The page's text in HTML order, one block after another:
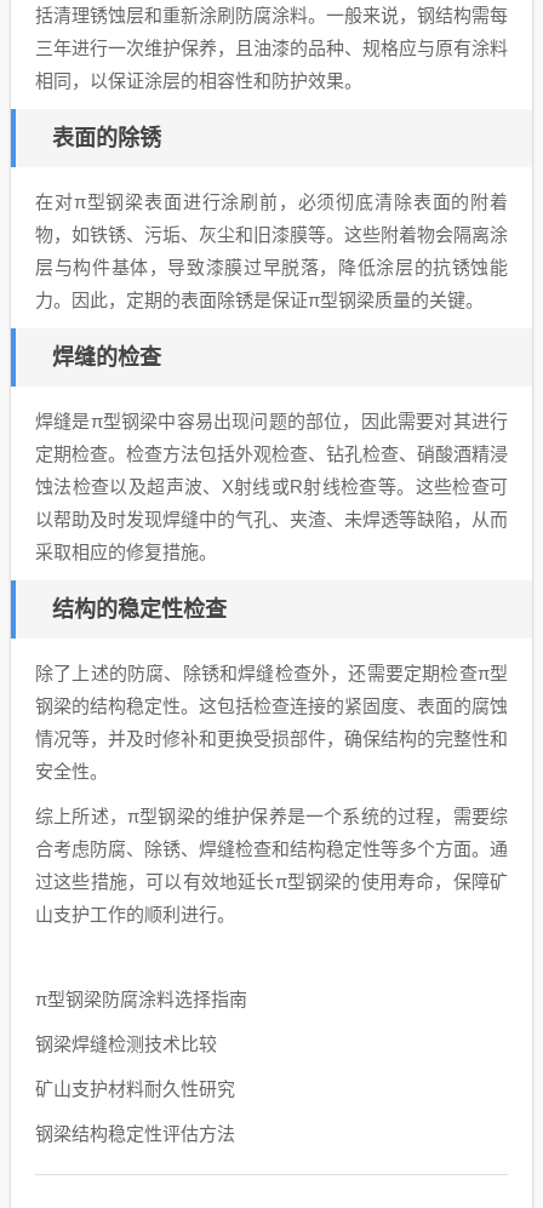
括清理锈蚀层和重新涂刷防腐涂料。一般来说，钢结构需每
三年进行一次维护保养，且油漆的品种、规格应与原有涂料
相同，以保证涂层的相容性和防护效果。
表面的除锈
在对π型钢梁表面进行涂刷前，必须彻底清除表面的附着
物，如铁锈、污垢、灰尘和旧漆膜等。这些附着物会隔离涂
层与构件基体，导致漆膜过早脱落，降低涂层的抗锈蚀能
力。因此，定期的表面除锈是保证π型钢梁质量的关键。
焊缝的检查
焊缝是π型钢梁中容易出现问题的部位，因此需要对其进行
定期检查。检查方法包括外观检查、钻孔检查、硝酸酒精浸
蚀法检查以及超声波、X射线或R射线检查等。这些检查可
以帮助及时发现焊缝中的气孔、夹渣、未焊透等缺陷，从而
采取相应的修复措施。
结构的稳定性检查
除了上述的防腐、除锈和焊缝检查外，还需要定期检查π型
钢梁的结构稳定性。这包括检查连接的紧固度、表面的腐蚀
情况等，并及时修补和更换受损部件，确保结构的完整性和
安全性。
综上所述，π型钢梁的维护保养是一个系统的过程，需要综
合考虑防腐、除锈、焊缝检查和结构稳定性等多个方面。通
过这些措施，可以有效地延长π型钢梁的使用寿命，保障矿
山支护工作的顺利进行。
π型钢梁防腐涂料选择指南
钢梁焊缝检测技术比较
矿山支护材料耐久性研究
钢梁结构稳定性评估方法